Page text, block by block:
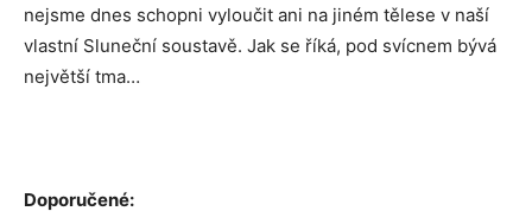
nejsme dnes schopni vyloučit ani na jiném tělese v naší
vlastní Sluneční soustavě. Jak se říká, pod svícnem bývá
největší tma…
Doporučené: